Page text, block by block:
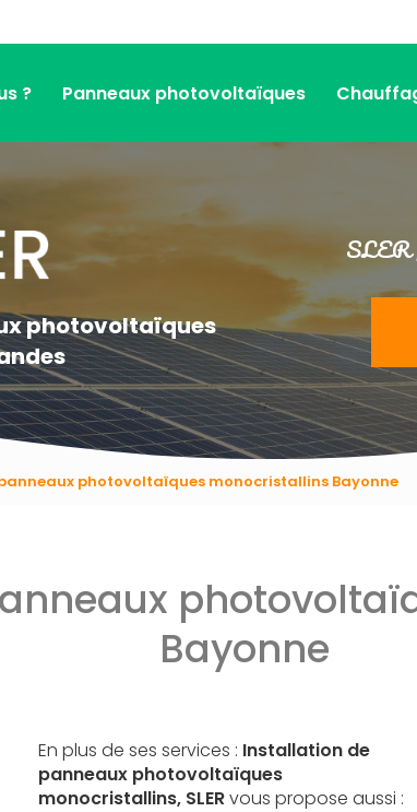
?
Panneaux photovoltaïques
photovoltaïques
SLER,
photovoltaïques monocristallins Bayonne
Bayonne
En plus de ses services : Installation de
panneaux photovoltaïques
monocristallins, SLERvous propose aussi :